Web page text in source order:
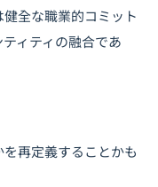
全な職業的コミット
ィティの融合であ
再定義することかも